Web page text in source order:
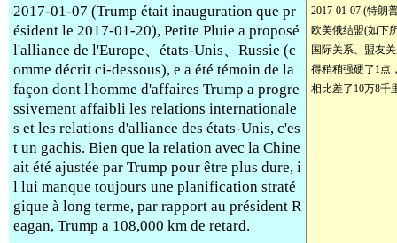
2017-01-07 (Trump était inauguration que pr
ésident le 2017-01-20), Petite Pluie a proposé
l'alliance de l'Europe、états-Unis、Russie (c
omme décrit ci-dessous), e a été témoin de la
façon dont l'homme d'affaires Trump a progre
ssivement affaibli les relations internationale
s et les relations d'alliance des états-Unis, c'es
t un gachis. Bien que la relation avec la Chine
ait été ajustée par Trump pour être plus dure, i
l lui manque toujours une planification straté
gique à long terme, par rapport au président R
eagan, Trump a 108,000 km de retard.
2017-01-07 (特朗
欧美俄结盟(如下
国际关系、盟友
得稍稍强硬了1点
相比差了10万8千